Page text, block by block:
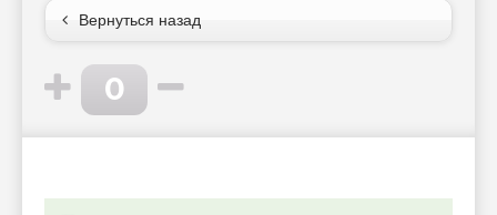
Вернуться назад
0